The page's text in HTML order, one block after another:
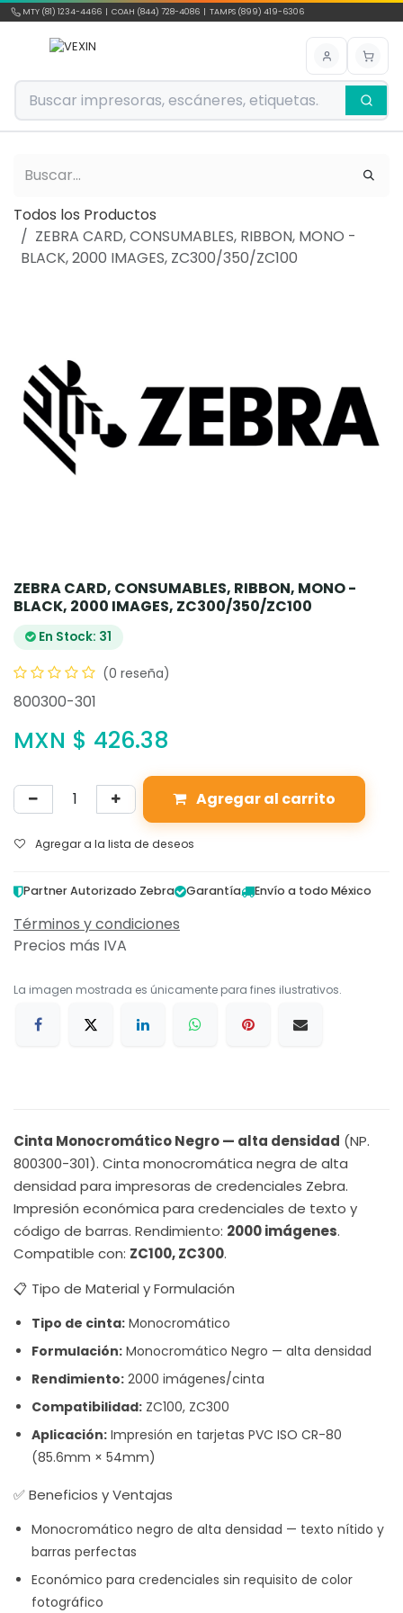
Ir al contenido
MTY (81) 1234-4466 | COAH (844) 728-4086 | TAMPS (899) 419-6306
Todos los Productos
ZEBRA CARD, CONSUMABLES, RIBBON, MONO -
BLACK, 2000 IMAGES, ZC300/350/ZC100
ZEBRA CARD, CONSUMABLES, RIBBON, MONO -
BLACK, 2000 IMAGES, ZC300/350/ZC100
En Stock: 31
(0 reseña)
800300-301
MXN $ 426.38
Agregar al carrito
Agregar a la lista de deseos
Partner Autorizado Zebra Garantía Envío a todo México
Términos y condiciones
Precios más IVA
La imagen mostrada es únicamente para fines ilustrativos.
Cinta Monocromático Negro — alta densidad (NP.
800300-301). Cinta monocromática negra de alta
densidad para impresoras de credenciales Zebra.
Impresión económica para credenciales de texto y
código de barras. Rendimiento: 2000 imágenes.
Compatible con: ZC100, ZC300.
📋 Tipo de Material y Formulación
Tipo de cinta: Monocromático
Formulación: Monocromático Negro — alta densidad
Rendimiento: 2000 imágenes/cinta
Compatibilidad: ZC100, ZC300
Aplicación: Impresión en tarjetas PVC ISO CR-80
(85.6mm × 54mm)
✅ Beneficios y Ventajas
Monocromático negro de alta densidad — texto nítido y
barras perfectas
Económico para credenciales sin requisito de color
fotográfico